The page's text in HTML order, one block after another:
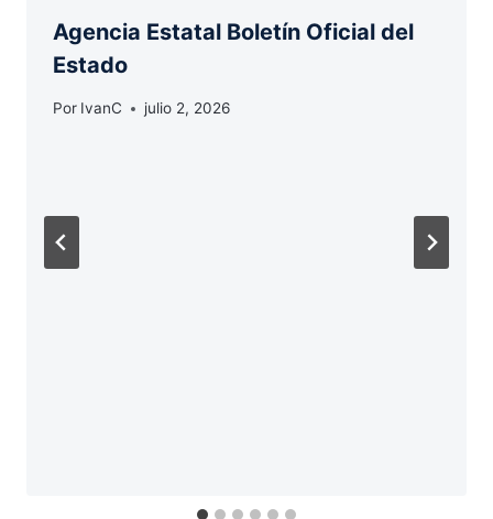
Agencia Estatal Boletín Oficial del
Estado
Por IvanC julio 2, 2026